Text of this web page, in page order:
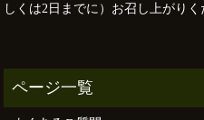
しくは2日までに）お召し上がりく